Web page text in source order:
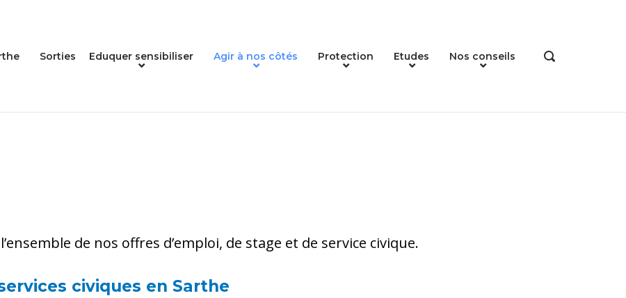
Sorties Eduquer sensibiliser Agir à nos côtés Protection Etudes Nos conseils
OPEN
de nos offres d’emploi, de stage et de service civique.
civiques en Sarthe